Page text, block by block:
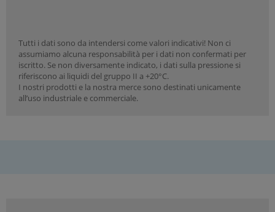
Tutti i dati sono da intendersi come valori indicativi! Non ci
assumiamo alcuna responsabilità per i dati non confermati per
iscritto. Se non diversamente indicato, i dati sulla pressione si
riferiscono ai liquidi del gruppo II a +20°C.
I nostri prodotti e la nostra merce sono destinati unicamente
all’uso industriale e commerciale.